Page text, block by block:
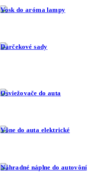
Vosk do aróma lampy
Darčekové sady
Osviežovače do auta
Vône do auta elektrické
Náhradné náplne do autovôní